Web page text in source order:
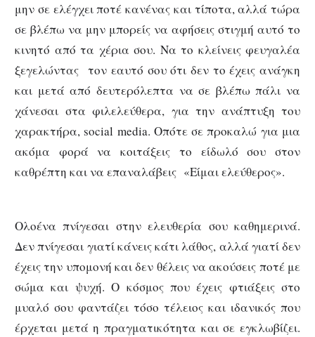
μην σε ελέγχει ποτέ κανένας και τίποτα, αλλά τώρα
σε βλέπω να μην μπορείς να αφήσεις στιγμή αυτό το
κινητό από τα χέρια σου. Να το κλείνεις φευγαλέα
ξεγελώντας τον εαυτό σου ότι δεν το έχεις ανάγκη
και μετά από δευτερόλεπτα να σε βλέπω πάλι να
χάνεσαι στα φιλελεύθερα, για την ανάπτυξη του
χαρακτήρα, social media. Οπότε σε προκαλώ για μια
ακόμα φορά να κοιτάξεις το είδωλό σου στον
καθρέπτη και να επαναλάβεις «Είμαι ελεύθερος».
Ολοένα πνίγεσαι στην ελευθερία σου καθημερινά.
Δεν πνίγεσαι γιατί κάνεις κάτι λάθος, αλλά γιατί δεν
έχεις την υπομονή και δεν θέλεις να ακούσεις ποτέ με
σώμα και ψυχή. Ο κόσμος που έχεις φτιάξεις στο
μυαλό σου φαντάζει τόσο τέλειος και ιδανικός που
έρχεται μετά η πραγματικότητα και σε εγκλωβίζει.